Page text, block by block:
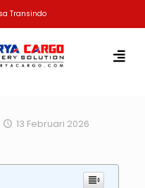
Transindo
13 Februari 2026